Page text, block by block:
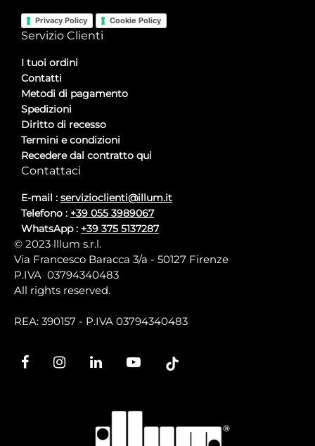
Privacy Policy Cookie Policy
Servizio Clienti
I tuoi ordini
Contatti
Metodi di pagamento
Spedizioni
Diritto di recesso
Termini e condizioni
Recedere dal contratto qui
Contattaci
E-mail : servizioclienti@illum.it
Telefono : +39 055 3989067
WhatsApp : +39 375 5137287
© 2023 lllum s.r.l.
Via Francesco Baracca 3/a - 50127 Firenze
P.IVA 03794340483
All rights reserved.
REA: 390157 - P.IVA 03794340483